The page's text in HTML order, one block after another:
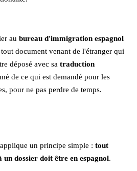
au bureau d'immigration espagnol
document venant de l'étranger qui
déposé avec sa traduction
de ce qui est demandé pour les
pour ne pas perdre de temps.
un principe simple : tout
dossier doit être en espagnol.